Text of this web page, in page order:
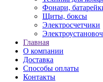
Фонари,
Щиты, боксы
Электросчетчики
Главная
О компании
Доставка
Способы оплаты
Контакты